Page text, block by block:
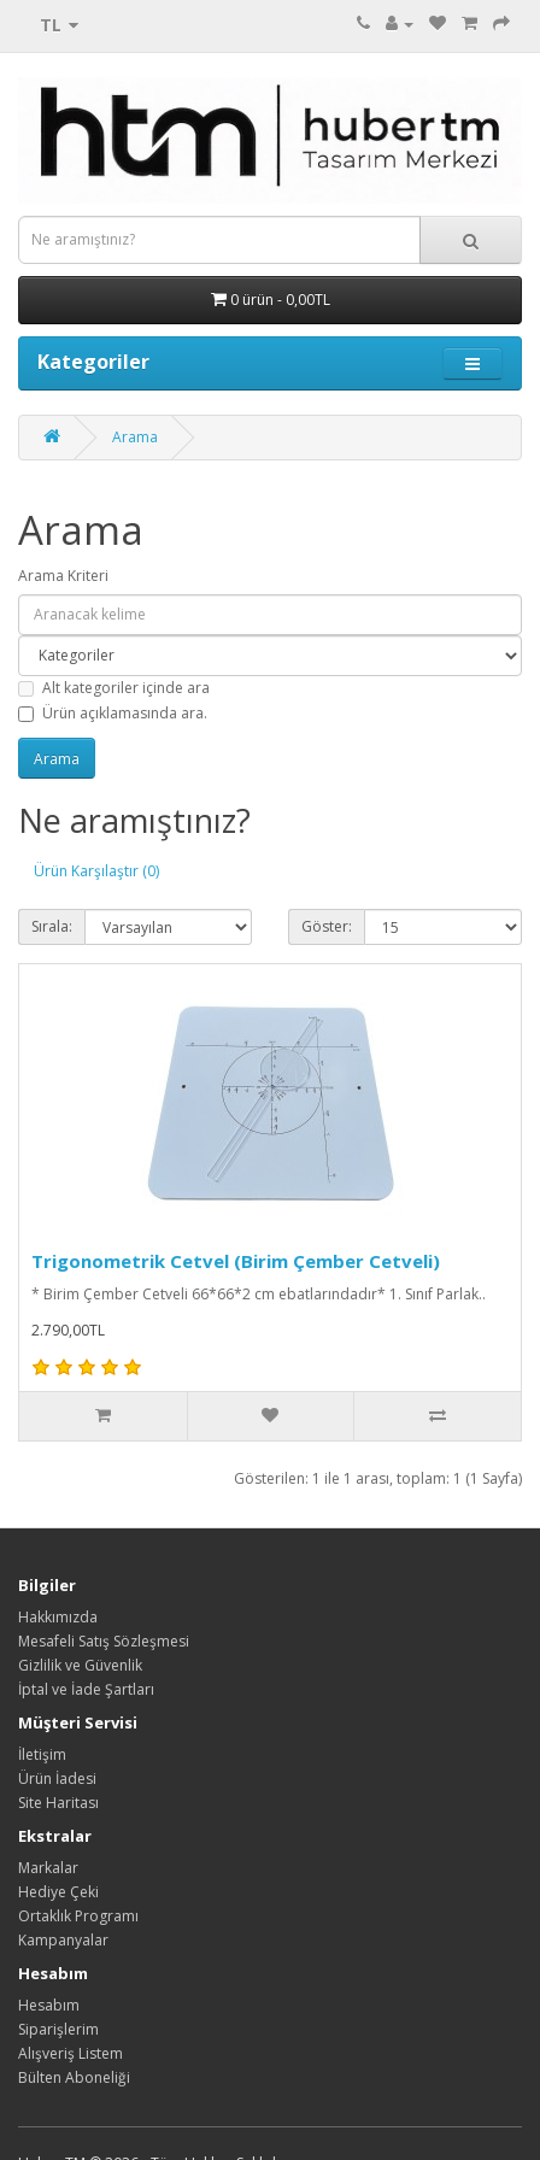
TL
0 ürün - 0,00TL
Kategoriler
Arama
Arama
Arama Kriteri
Alt kategoriler içinde ara
Ürün açıklamasında ara.
Ne aramıştınız?
Ürün Karşılaştır (0)
Sırala: Göster:
Trigonometrik Cetvel (Birim Çember Cetveli)
* Birim Çember Cetveli 66*66*2 cm ebatlarındadır* 1. Sınıf Parlak..
2.790,00TL
Gösterilen: 1 ile 1 arası, toplam: 1 (1 Sayfa)
Bilgiler
Hakkımızda
Mesafeli Satış Sözleşmesi
Gizlilik ve Güvenlik
İptal ve İade Şartları
Müşteri Servisi
İletişim
Ürün İadesi
Site Haritası
Ekstralar
Markalar
Hediye Çeki
Ortaklık Programı
Kampanyalar
Hesabım
Hesabım
Siparişlerim
Alışveriş Listem
Bülten Aboneliği